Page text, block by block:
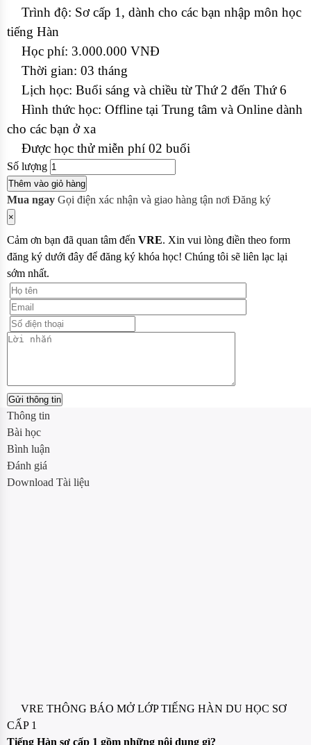
Trình độ: Sơ cấp 1, dành cho các bạn nhập môn học
tiếng Hàn
Học phí: 3.000.000 VNĐ
Thời gian: 03 tháng
Lịch học: Buổi sáng và chiều từ Thứ 2 đến Thứ 6
Hình thức học: Offline tại Trung tâm và Online dành
cho các bạn ở xa
Được học thử miễn phí 02 buổi
Số lượng
Thêm vào giỏ hàng
Mua ngay Gọi điện xác nhận và giao hàng tận nơi Đăng ký
×
Cảm ơn bạn đã quan tâm đến VRE. Xin vui lòng điền theo form
đăng ký dưới đây để đăng ký khóa học! Chúng tôi sẽ liên lạc lại
sớm nhất.
Thông tin
Bài học
Bình luận
Đánh giá
Download Tài liệu
VRE THÔNG BÁO MỞ LỚP TIẾNG HÀN DU HỌC SƠ
CẤP 1
Tiếng Hàn sơ cấp 1 gồm những nội dung gì?